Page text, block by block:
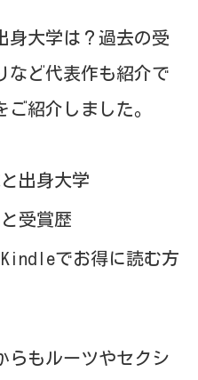
身大学は？過去の受
など代表作も紹介で
紹介しました。
出身大学
受賞歴
でお得に読む方
らもルーツやセクシ